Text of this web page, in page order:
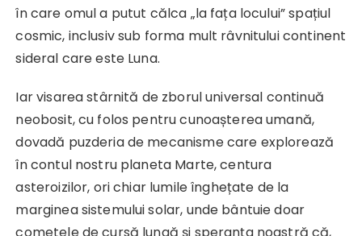
în care omul a putut călca „la fața locului” spațiul
cosmic, inclusiv sub forma mult râvnitului continent
sideral care este Luna.
Iar visarea stârnită de zborul universal continuă
neobosit, cu folos pentru cunoașterea umană,
dovadă puzderia de mecanisme care explorează
în contul nostru planeta Marte, centura
asteroizilor, ori chiar lumile înghețate de la
marginea sistemului solar, unde bântuie doar
cometele de cursă lungă și speranța noastră că,